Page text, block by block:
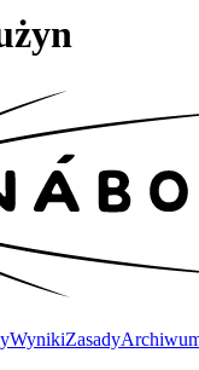
WynikiZasady